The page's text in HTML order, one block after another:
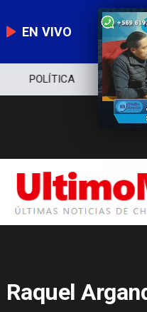
EN VIVO
POLÍTICA
Raquel